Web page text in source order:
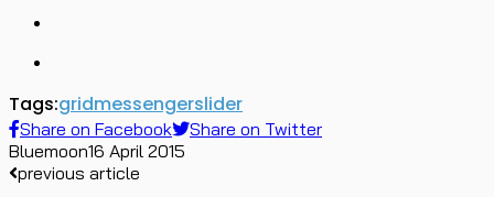
Tags:gridmessengerslider
Share on Facebook
Share on Twitter
Bluemoon16 April 2015
previous article